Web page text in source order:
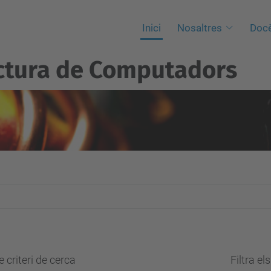
Inici Nosaltres
de Computadors
criteri de cerca Filtra